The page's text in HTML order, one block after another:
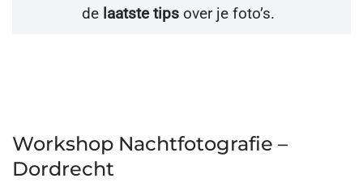
de laatste tips over je foto’s.
Workshop Nachtfotografie –
Dordrecht